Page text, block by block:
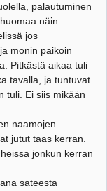
palautuminen
näin
jos
monin paikoin
Pitkästä aikaa tuli
tavalla, ja tuntuvat
tuli. Ei siis mikään
naamojen
jutut taas kerran.
jonkun kerran
sateesta